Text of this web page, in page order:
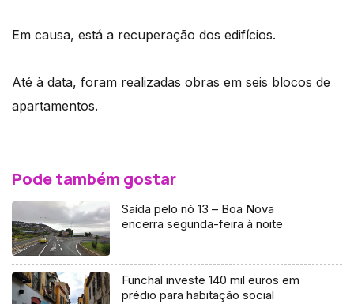
Em causa, está a recuperação dos edifícios.
Até à data, foram realizadas obras em seis blocos de
apartamentos.
Pode também gostar
Saída pelo nó 13 – Boa Nova
encerra segunda-feira à noite
Funchal investe 140 mil euros em
prédio para habitação social